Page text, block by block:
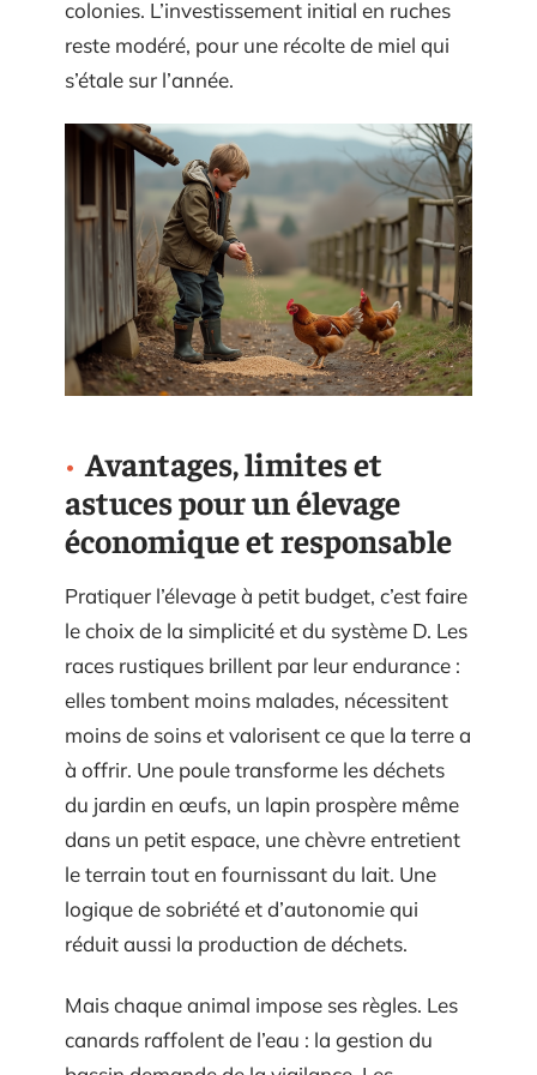
colonies. L’investissement initial en ruches
reste modéré, pour une récolte de miel qui
s’étale sur l’année.
Avantages, limites et
astuces pour un élevage
économique et responsable
Pratiquer l’élevage à petit budget, c’est faire
le choix de la simplicité et du système D. Les
races rustiques brillent par leur endurance :
elles tombent moins malades, nécessitent
moins de soins et valorisent ce que la terre a
à offrir. Une poule transforme les déchets
du jardin en œufs, un lapin prospère même
dans un petit espace, une chèvre entretient
le terrain tout en fournissant du lait. Une
logique de sobriété et d’autonomie qui
réduit aussi la production de déchets.
Mais chaque animal impose ses règles. Les
canards raffolent de l’eau : la gestion du